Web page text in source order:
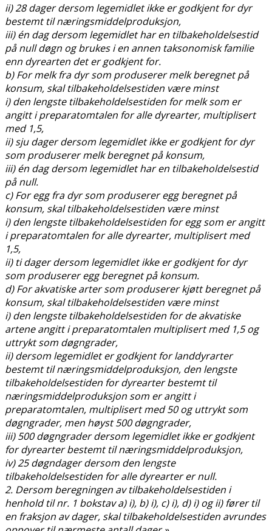
ii) 28 dager dersom legemidlet ikke er godkjent for dyr
bestemt til næringsmiddelproduksjon,
iii) én dag dersom legemidlet har en tilbakeholdelsestid
på null døgn og brukes i en annen taksonomisk familie
enn dyrearten det er godkjent for.
b) For melk fra dyr som produserer melk beregnet på
konsum, skal tilbakeholdelsestiden være minst
i) den lengste tilbakeholdelsestiden for melk som er
angitt i preparatomtalen for alle dyrearter, multiplisert
med 1,5,
ii) sju dager dersom legemidlet ikke er godkjent for dyr
som produserer melk beregnet på konsum,
iii) én dag dersom legemidlet har en tilbakeholdelsestid
på null.
c) For egg fra dyr som produserer egg beregnet på
konsum, skal tilbakeholdelsestiden være minst
i) den lengste tilbakeholdelsestiden for egg som er angitt
i preparatomtalen for alle dyrearter, multiplisert med
1,5,
ii) ti dager dersom legemidlet ikke er godkjent for dyr
som produserer egg beregnet på konsum.
d) For akvatiske arter som produserer kjøtt beregnet på
konsum, skal tilbakeholdelsestiden være minst
i) den lengste tilbakeholdelsestiden for de akvatiske
artene angitt i preparatomtalen multiplisert med 1,5 og
uttrykt som døgngrader,
ii) dersom legemidlet er godkjent for landdyrarter
bestemt til næringsmiddelproduksjon, den lengste
tilbakeholdelsestiden for dyrearter bestemt til
næringsmiddelproduksjon som er angitt i
preparatomtalen, multiplisert med 50 og uttrykt som
døgngrader, men høyst 500 døgngrader,
iii) 500 døgngrader dersom legemidlet ikke er godkjent
for dyrearter bestemt til næringsmiddelproduksjon,
iv) 25 døgndager dersom den lengste
tilbakeholdelsestiden for alle dyrearter er null.
2. Dersom beregningen av tilbakeholdelsestiden i
henhold til nr. 1 bokstav a) i), b) i), c) i), d) i) og ii) fører til
en fraksjon av dager, skal tilbakeholdelsestiden avrundes